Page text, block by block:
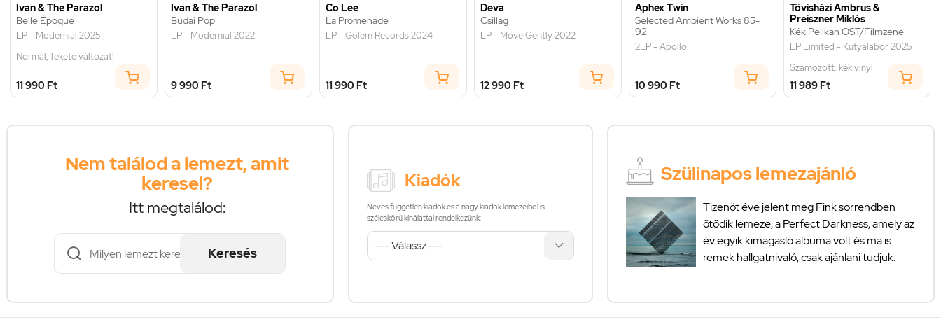
Ivan & The Parazol
Belle Époque
LP - Modernial 2025
Normál, fekete változat!
11 990 Ft
Ivan & The Parazol
Budai Pop
LP - Modernial 2022
9 990 Ft
Co Lee
La Promenade
LP - Golem Records 2024
11 990 Ft
Deva
Csillag
LP - Move Gently 2022
12 990 Ft
Aphex Twin
Selected Ambient Works 85-
92
2LP - Apollo
10 990 Ft
Tövisházi Ambrus &
Preiszner Miklós
Kék Pelikan OST/Filmzene
LP Limited - Kutyalabor 2025
Számozott, kék vinyl
11 989 Ft
Nem találod a lemezt, amit
keresel?
Itt megtalálod:
Keresés
Kiadók
Neves független kiadók és a nagy kiadók lemezeiből is
széleskörű kínálattal rendelkezünk:
Szülinapos lemezajánló
Tizenöt éve jelent meg Fink sorrendben
ötödik lemeze, a Perfect Darkness, amely az
év egyik kimagasló albuma volt és ma is
remek hallgatnivaló, csak ajánlani tudjuk.